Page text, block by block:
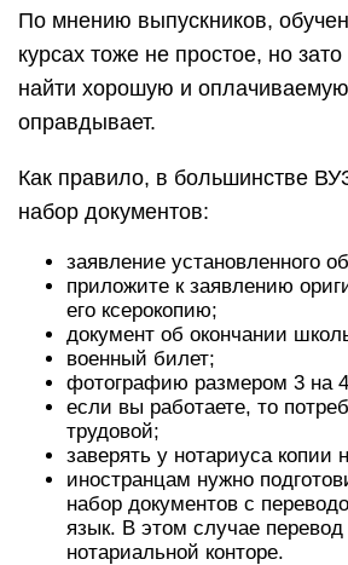
По мнению выпускников,
курсах тоже не простое, но
найти хорошую и оплачиваемую
оправдывает.
Как правило, в большинстве
набор документов:
заявление установленного
приложите к заявлению
его ксерокопию;
документ об окончании
военный билет;
фотографию размером 3 на
если вы работаете, то
трудовой;
заверять у нотариуса копии
иностранцам нужно
набор документов с
язык. В этом случае
нотариальной конторе.